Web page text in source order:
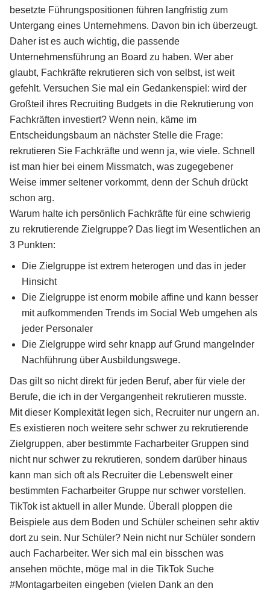
besetzte Führungspositionen führen langfristig zum
Untergang eines Unternehmens. Davon bin ich überzeugt.
Daher ist es auch wichtig, die passende
Unternehmensführung an Board zu haben. Wer aber
glaubt, Fachkräfte rekrutieren sich von selbst, ist weit
gefehlt. Versuchen Sie mal ein Gedankenspiel: wird der
Großteil ihres Recruiting Budgets in die Rekrutierung von
Fachkräften investiert? Wenn nein, käme im
Entscheidungsbaum an nächster Stelle die Frage:
rekrutieren Sie Fachkräfte und wenn ja, wie viele. Schnell
ist man hier bei einem Missmatch, was zugegebener
Weise immer seltener vorkommt, denn der Schuh drückt
schon arg.
Warum halte ich persönlich Fachkräfte für eine schwierig
zu rekrutierende Zielgruppe? Das liegt im Wesentlichen an
3 Punkten:
Die Zielgruppe ist extrem heterogen und das in jeder
Hinsicht
Die Zielgruppe ist enorm mobile affine und kann besser
mit aufkommenden Trends im Social Web umgehen als
jeder Personaler
Die Zielgruppe wird sehr knapp auf Grund mangelnder
Nachführung über Ausbildungswege.
Das gilt so nicht direkt für jeden Beruf, aber für viele der
Berufe, die ich in der Vergangenheit rekrutieren musste.
Mit dieser Komplexität legen sich, Recruiter nur ungern an.
Es existieren noch weitere sehr schwer zu rekrutierende
Zielgruppen, aber bestimmte Facharbeiter Gruppen sind
nicht nur schwer zu rekrutieren, sondern darüber hinaus
kann man sich oft als Recruiter die Lebenswelt einer
bestimmten Facharbeiter Gruppe nur schwer vorstellen.
TikTok ist aktuell in aller Munde. Überall ploppen die
Beispiele aus dem Boden und Schüler scheinen sehr aktiv
dort zu sein. Nur Schüler? Nein nicht nur Schüler sondern
auch Facharbeiter. Wer sich mal ein bisschen was
ansehen möchte, möge mal in die TikTok Suche
#Montagarbeiten eingeben (vielen Dank an den